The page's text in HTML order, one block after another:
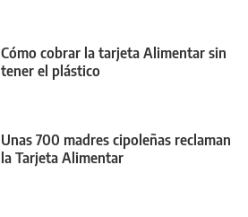
Cómo cobrar la tarjeta Alimentar sin
tener el plástico
Unas 700 madres cipoleñas reclaman
la Tarjeta Alimentar